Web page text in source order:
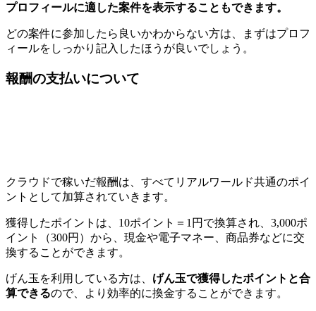
プロフィールに適した案件を表示することもできます。
どの案件に参加したら良いかわからない方は、まずはプロフ
ィールをしっかり記入したほうが良いでしょう。
報酬の支払いについて
クラウドで稼いだ報酬は、すべてリアルワールド共通のポイ
ントとして加算されていきます。
獲得したポイントは、10ポイント＝1円で換算され、3,000ポ
イント（300円）から、現金や電子マネー、商品券などに交
換することができます。
げん玉を利用している方は、 げん玉で獲得したポイントと合
算できるので、より効率的に換金することができます。